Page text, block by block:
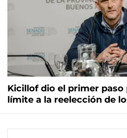
Kicillof dio el primer paso
límite a la reelección de